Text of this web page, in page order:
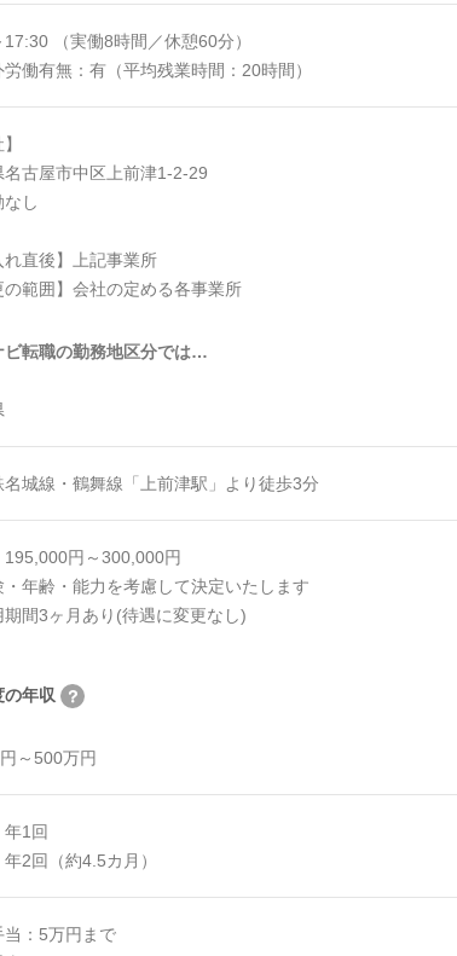
（実働8時間／休憩60分）
働有無：有（平均残業時間：20時間）
名古屋市中区上前津1-2-29
し
れ直後】上記事業所
の範囲】会社の定める各事業所
ビ転職の勤務地区分では…
名城線・鶴舞線「上前津駅」より徒歩3分
195,000円～300,000円
年齢・能力を考慮して決定いたします
間3ヶ月あり(待遇に変更なし)
の年収
～500万円
年1回
2回（約4.5カ月）
当：5万円まで